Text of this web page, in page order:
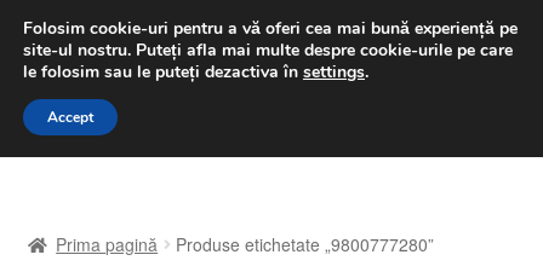
LIVRARE de la 33 lei
luni-vineri 9 a.m. - 4 p.m.031 229 6816
Sari
Sari
A lua legatura
Prima pagină Produse etichetate „9800777280”
Folosim cookie-uri pentru a vă oferi cea mai bună experiență pe
site-ul nostru. Puteți afla mai multe despre cookie-urile pe care
le folosim sau le puteți dezactiva în settings.
Accept